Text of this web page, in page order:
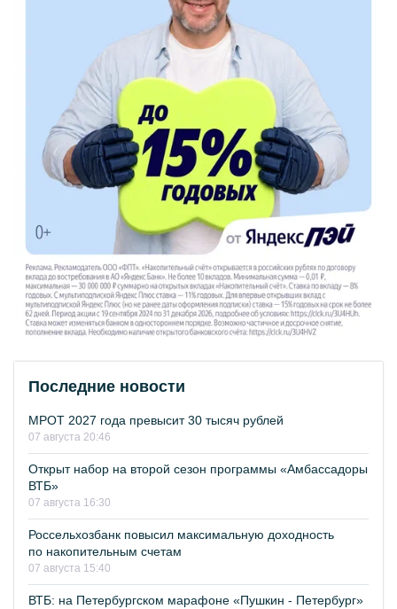
Последние новости
МРОТ 2027 года превысит 30 тысяч рублей
07 августа 20:46
Открыт набор на второй сезон программы «Амбассадоры
ВТБ»
07 августа 16:30
Россельхозбанк повысил максимальную доходность
по накопительным счетам
07 августа 15:40
ВТБ: на Петербургском марафоне «Пушкин - Петербург»